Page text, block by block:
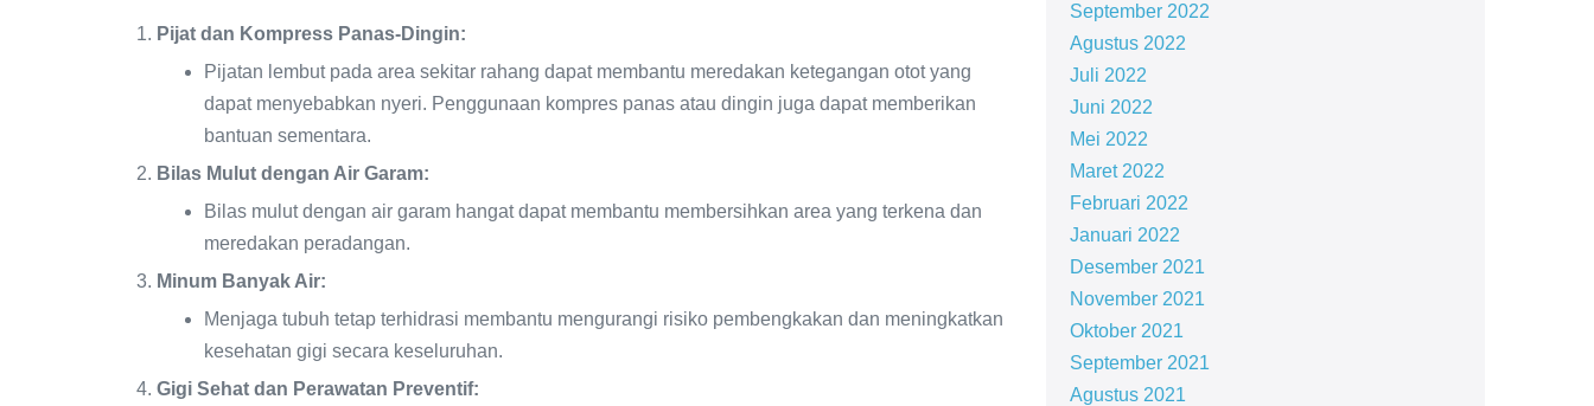
Pijat dan Kompress Panas-Dingin:
Pijatan lembut pada area sekitar rahang dapat membantu meredakan ketegangan otot yang
dapat menyebabkan nyeri. Penggunaan kompres panas atau dingin juga dapat memberikan
bantuan sementara.
Bilas Mulut dengan Air Garam:
Bilas mulut dengan air garam hangat dapat membantu membersihkan area yang terkena dan
meredakan peradangan.
Minum Banyak Air:
Menjaga tubuh tetap terhidrasi membantu mengurangi risiko pembengkakan dan meningkatkan
kesehatan gigi secara keseluruhan.
Gigi Sehat dan Perawatan Preventif:
September 2022
Agustus 2022
Juli 2022
Juni 2022
Mei 2022
Maret 2022
Februari 2022
Januari 2022
Desember 2021
November 2021
Oktober 2021
September 2021
Agustus 2021